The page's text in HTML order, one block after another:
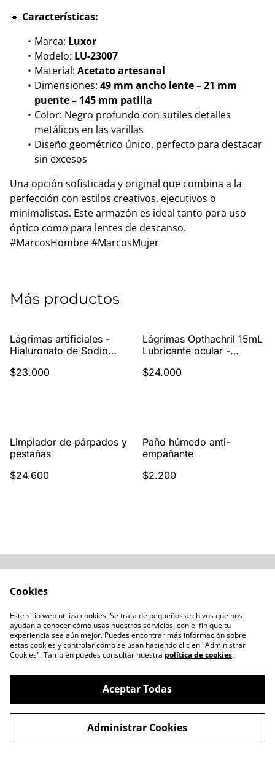
🔹 Características:
Marca: Luxor
Modelo: LU-23007
Material: Acetato artesanal
Dimensiones: 49 mm ancho lente – 21 mm
puente – 145 mm patilla
Color: Negro profundo con sutiles detalles
metálicos en las varillas
Diseño geométrico único, perfecto para destacar
sin excesos
Una opción sofisticada y original que combina a la
perfección con estilos creativos, ejecutivos o
minimalistas. Este armazón es ideal tanto para uso
óptico como para lentes de descanso.
#MarcosHombre #MarcosMujer
Más productos
Lágrimas artificiales -
Hialuronato de Sodio
Estéril 10mL
$23.000
Lágrimas Opthachril 15mL
Lubricante ocular -
0.3%
$24.000
Limpiador de párpados y
pestañas
$24.600
Paño húmedo anti-
empañante
$2.200
Condiciones
Política de Privacidad
Política de Cookies
Blogs
Cookies
Este sitio web utiliza cookies. Se trata de pequeños archivos que nos
ayudan a conocer cómo usas nuestros servicios, con el fin que tu
experiencia sea aún mejor. Puedes encontrar más información sobre
estas cookies y controlar cómo se usan haciendo clic en "Administrar
Cookies". También puedes consultar nuestra política de cookies.
Aceptar Todas
Administrar Cookies